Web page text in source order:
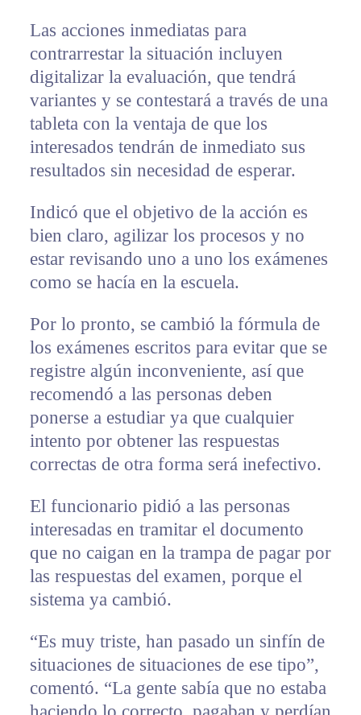
Las acciones inmediatas para
contrarrestar la situación incluyen
digitalizar la evaluación, que tendrá
variantes y se contestará a través de una
tableta con la ventaja de que los
interesados tendrán de inmediato sus
resultados sin necesidad de esperar.
Indicó que el objetivo de la acción es
bien claro, agilizar los procesos y no
estar revisando uno a uno los exámenes
como se hacía en la escuela.
Por lo pronto, se cambió la fórmula de
los exámenes escritos para evitar que se
registre algún inconveniente, así que
recomendó a las personas deben
ponerse a estudiar ya que cualquier
intento por obtener las respuestas
correctas de otra forma será inefectivo.
El funcionario pidió a las personas
interesadas en tramitar el documento
que no caigan en la trampa de pagar por
las respuestas del examen, porque el
sistema ya cambió.
“Es muy triste, han pasado un sinfín de
situaciones de situaciones de ese tipo”,
comentó. “La gente sabía que no estaba